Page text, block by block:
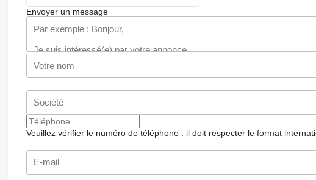
Envoyer un message
Veuillez vérifier le numéro de téléphone : il doit respecter le format